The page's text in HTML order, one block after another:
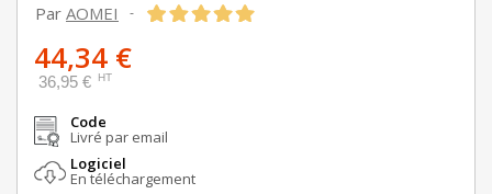
Par AOMEI -
44,34 €
36,95 € HT
Code
Livré par email
Logiciel
En téléchargement